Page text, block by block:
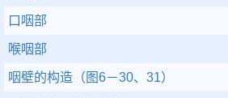
口咽部
喉咽部
咽壁的构造（图6－30、31）